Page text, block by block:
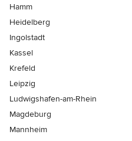
Hamm
Heidelberg
Ingolstadt
Kassel
Krefeld
Leipzig
Ludwigshafen-am-Rhein
Magdeburg
Mannheim